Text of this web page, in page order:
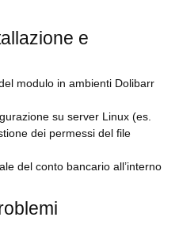
e
modulo in ambienti Dolibarr
su server Linux (es.
dei permessi del file
del conto bancario all’interno